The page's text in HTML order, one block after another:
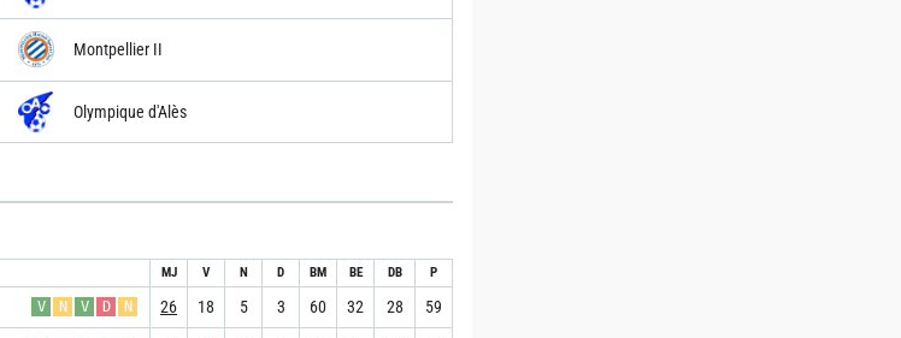
Montpellier II
Olympique d'Alès
MJ V N D BM BE DB P
V N V D N 26 18 5 3 60 32 28 59